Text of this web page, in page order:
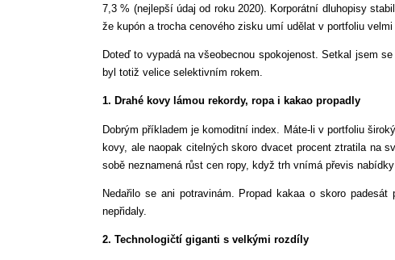
7,3 % (nejlepší údaj od roku 2020). Korporátní dluhopisy
že kupón a trocha cenového zisku umí udělat v portfoliu
Doteď to vypadá na všeobecnou spokojenost. Setkal jsem
byl totiž velice selektivním rokem.
1. Drahé kovy lámou rekordy, ropa i kakao propadly
Dobrým příkladem je komoditní index. Máte-li v portfoliu
kovy, ale naopak citelných skoro dvacet procent ztratila na
sobě neznamená růst cen ropy, když trh vnímá převis nabídky
Nedařilo se ani potravinám. Propad kakaa o skoro
nepřidaly.
2. Technologičtí giganti s velkými rozdíly